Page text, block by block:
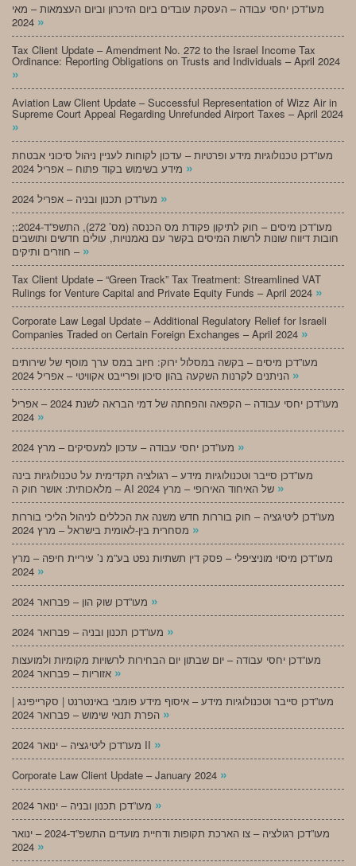
מעו”דכן יחסי עבודה – העסקת עובדים ביום הזיכרון וביום העצמאות – מאי
»
Tax Client Update – Amendment No. 272 to the Israel Income Tax
Ordinance: Reporting Obligations on Trusts and Individuals – April 2024
»
Aviation Law Client Update – Successful Representation of Wizz Air in
Supreme Court Appeal Regarding Unrefunded Airport Taxes – April 2024
»
מעו”דכן טכנולוגיות מידע ופרטיות – עדכון לקוחות לעניין ניהול סיכוני אבטחת
»
»
;מעו”דכן מיסים – חוק לתיקון פקודת מס הכנסה (מס’ 272), התשפ”ד-2024:
חובות דיווח שונות לרשות המיסים בקשר עם נאמנויות, עולים חדשים ותושבים
חוזרים ותיקים – »
Tax Client Update – “Green Track” Tax Treatment: Streamlined VAT
Rulings for Venture Capital and Private Equity Funds – April 2024 »
Corporate Law Legal Update – Additional Regulatory Relief for Israeli
Companies Traded on Certain Foreign Exchanges – April 2024 »
מעו”דכן מיסים – בקשה במסלול ירוק: חיוב במס ערך מוסף של שירותים
»
מעו”דכן יחסי עבודה – הקפאה והפחתה של דמי הבראה לשנת 2024 – אפריל
»
»
מעו”דכן סייבר וטכנולוגיות מידע – רגולציה תקדימית על טכנולוגיות בינה
»
מעו”דכן ליטיגציה – חוק בוררות חדש משנה את הכללים לניהול הליכי בוררות
»
מעו”דכן מיסוי מוניציפלי – פסק דין תשתיות נפט בע”מ נ’ עיריית חיפה – מרץ
»
»
»
מעו”דכן יחסי עבודה – יום שבתון יום הבחירות לרשויות מקומיות ולמועצות
»
מעו”דכן סייבר וטכנולוגיות מידע – איסוף מידע פומבי באינטרנט | סקרייפינג |
»
מעו”דכן ליטיגציה – ינואר 2024 II »
Corporate Law Client Update – January 2024 »
»
מעו”דכן רגולציה – צו הארכת תקופות ודחיית מועדים התשפ”ד-2024 – ינואר
»